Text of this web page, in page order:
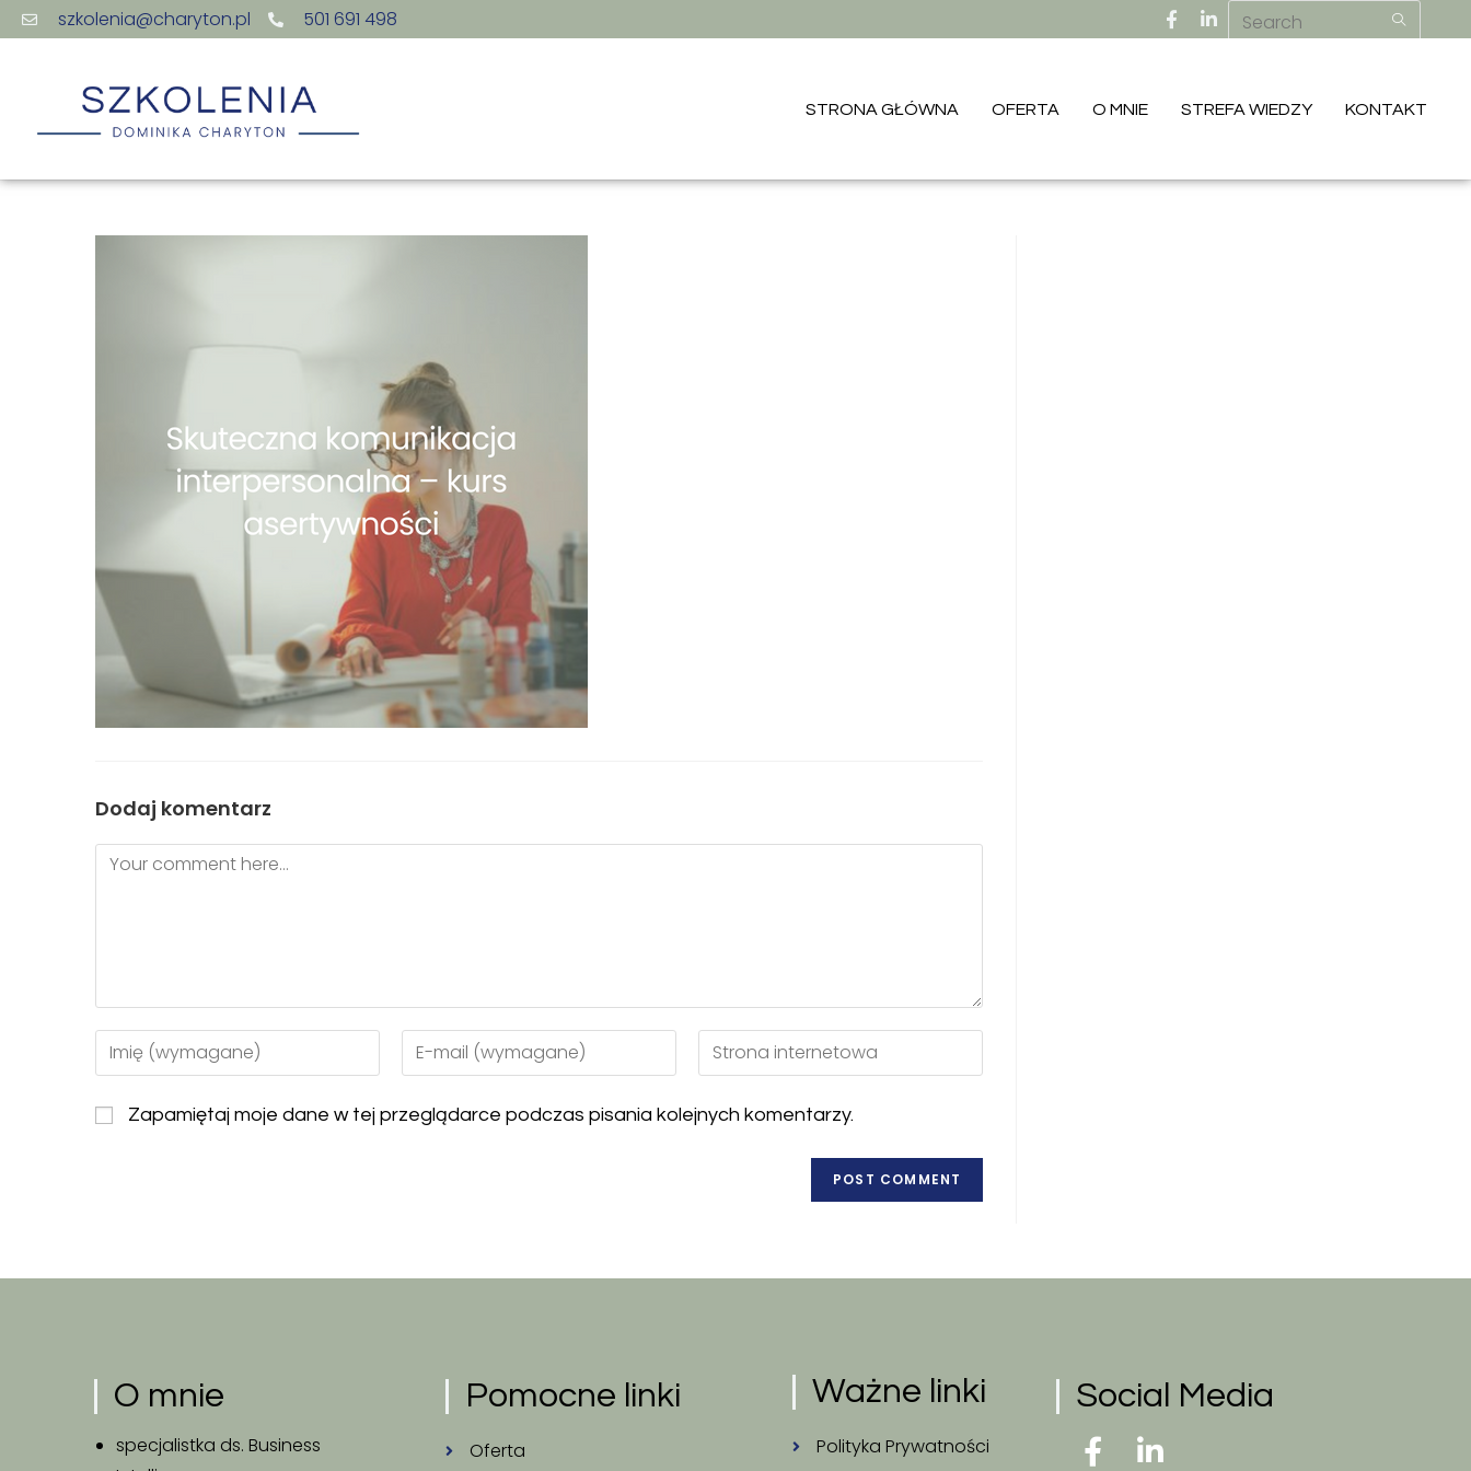
szkolenia@charyton.pl 501 691 498
STRONA GŁÓWNA OFERTA O MNIE STREFA WIEDZY KONTAKT
Dodaj komentarz
Zapamiętaj moje dane w tej przeglądarce podczas pisania kolejnych komentarzy.
O mnie
specjalistka ds. Business
Pomocne linki
Oferta
Ważne linki
Polityka Prywatności
Social Media